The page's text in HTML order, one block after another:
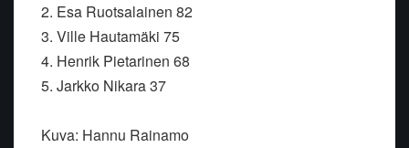
2. Esa Ruotsalainen 82
3. Ville Hautamäki 75
4. Henrik Pietarinen 68
5. Jarkko Nikara 37
Kuva: Hannu Rainamo